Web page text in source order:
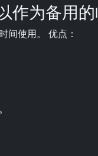
作为备用
间使用。 优点：